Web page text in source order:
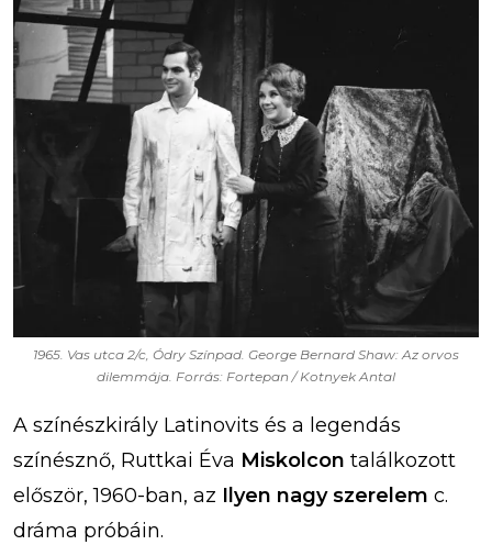
1965. Vas utca 2/c, Ódry Színpad. George Bernard Shaw: Az orvos
dilemmája. Forrás: Fortepan / Kotnyek Antal
A színészkirály Latinovits és a legendás
színésznő, Ruttkai Éva Miskolcon találkozott
először, 1960-ban, az Ilyen nagy szerelem c.
dráma próbáin.